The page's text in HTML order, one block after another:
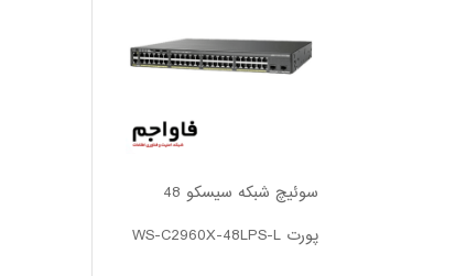
سوئیچ شبکه سیسکو 48
پورت WS-C2960X-48LPS-L